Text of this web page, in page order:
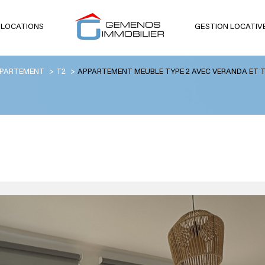
GESTION
1
LOCALISATION LOYER
voir les2annonces
T2 APPARTEMENT MEUBLE TYPE 2 AVEC VERANDA ET